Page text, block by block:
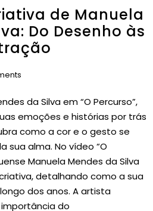
de Manuela
Do Desenho às
da Silva em “O Percurso”,
emoções e histórias por trás
como a cor e o gesto se
sua alma. No vídeo “O
Manuela Mendes da Silva
detalhando como a sua
dos anos. A artista
do